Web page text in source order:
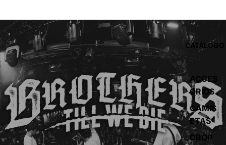
CATÁLOGO
ACCES
ORIOS
CAMIS
ETAS
CROP